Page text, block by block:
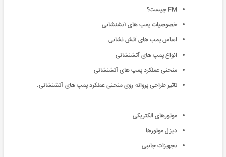
FM چیست؟
خصوصیات پمپ های آتشنشانی
اساس پمپ های آتش نشانی
انواع پمپ های آتشنشانی
منحنی عملکرد پمپ های آتشنشانی
تاثیر طراحی پروانه روی منحنی عملکرد پمپ های آتشنشانی.
موتورهای الکتریکی
دیزل موتورها
تجهیزات جانبی